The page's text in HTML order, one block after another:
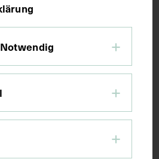
14,5 x 8,2 cm
Dauthendey.